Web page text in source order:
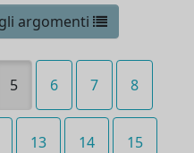
argomenti
5 6 7 8
13 14 15